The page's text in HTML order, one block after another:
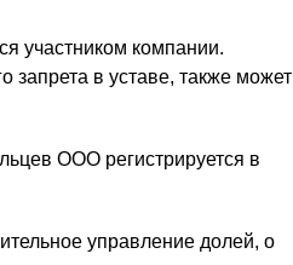
участником компании.
запрета в уставе, также может
ООО регистрируется в
управление долей, о